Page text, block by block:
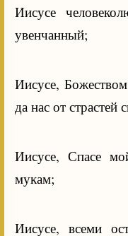
Иисусе
увенчанный;
Иисусе, Божеством
да нас от страстей
Иисусе, Спасе
мукам;
Иисусе, всеми